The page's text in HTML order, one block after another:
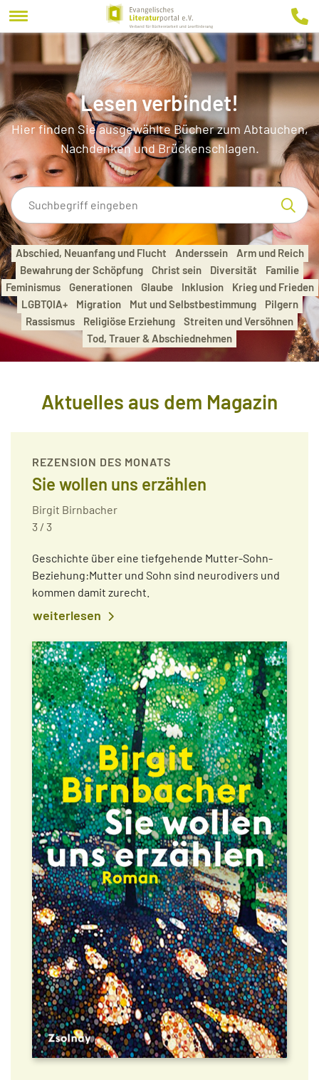
Lesen verbindet!
Hier finden Sie ausgewählte Bücher zum Abtauchen,
Nachdenken und Brückenschlagen.
Abschied, Neuanfang und Flucht Anderssein
Arm und Reich
Bewahrung der Schöpfung
Christ sein Diversität
Familie
Feminismus
Generationen Glaube Inklusion
Krieg und Frieden
LGBTQIA+
Migration Mut und Selbstbestimmung
Pilgern
Rassismus
Religiöse Erziehung
Streiten und Versöhnen
Tod, Trauer & Abschiednehmen
Aktuelles aus dem Magazin
REZENSION DES MONATS
Sie wollen uns erzählen
Birgit Birnbacher
3 / 3
Geschichte über eine tiefgehende Mutter-Sohn-
Beziehung:Mutter und Sohn sind neurodivers und
kommen damit zurecht.
weiterlesen